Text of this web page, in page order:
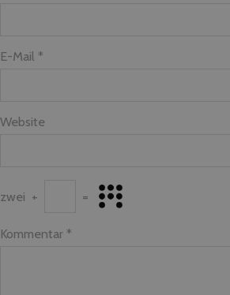
E-Mail *
Website
zwei + =
Kommentar *